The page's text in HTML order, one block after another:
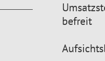
befreit